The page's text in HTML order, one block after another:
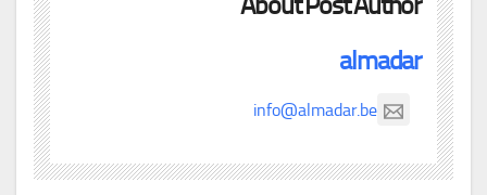
almadar
info@almadar.be